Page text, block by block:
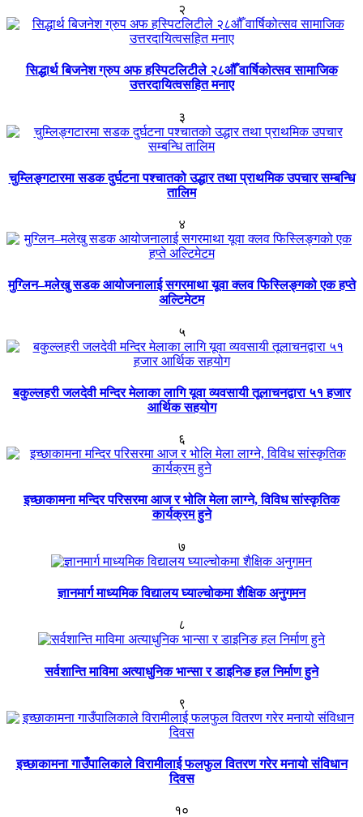
२
सिद्धार्थ बिजनेश ग्रुप अफ हस्पिटलिटीले २८औँ वार्षिकोत्सव सामाजिक
उत्तरदायित्वसहित मनाए
३
चुम्लिङ्गटारमा सडक दुर्घटना पश्चातको उद्धार तथा प्राथमिक उपचार सम्बन्धि
तालिम
४
मुग्लिन–मलेखु सडक आयोजनालाई सगरमाथा यूवा क्लव फिस्लिङ्गको एक हप्ते
अल्टिमेटम
५
बकुल्लहरी जलदेवी मन्दिर मेलाका लागि यूवा व्यवसायी तूलाचनद्वारा ५१ हजार
आर्थिक सहयोग
६
इच्छाकामना मन्दिर परिसरमा आज र भोलि मेला लाग्ने, विविध सांस्कृतिक
कार्यक्रम हुने
७
ज्ञानमार्ग माध्यमिक विद्यालय घ्याल्चोकमा शैक्षिक अनुगमन
८
सर्वशान्ति माविमा अत्याधुनिक भान्सा र डाइनिङ हल निर्माण हुने
९
इच्छाकामना गाउँपालिकाले विरामीलाई फलफुल वितरण गरेर मनायो संविधान
दिवस
१०